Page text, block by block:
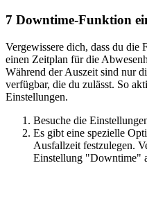
7 Downtime-Funktion
Vergewissere dich, dass du
einen Zeitplan für die
Während der Auszeit sind nur
verfügbar, die du zulässt. So
Einstellungen.
Besuche die
Es gibt eine spezielle
Ausfallzeit festzulegen.
Einstellung "Downtime"